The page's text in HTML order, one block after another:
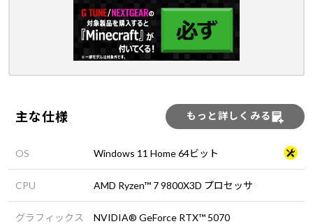
主な仕様 もっと詳しくみる
OS Windows 11 Home 64ビット
CPU AMD Ryzen™ 7 9800X3D プロセッサ
グラフィックス NVIDIA® GeForce RTX™ 5070